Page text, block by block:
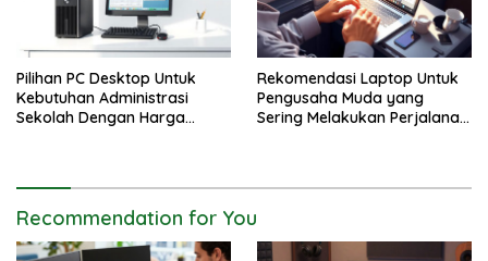
Pilihan PC Desktop Untuk
Kebutuhan Administrasi
Sekolah Dengan Harga
Rekomendasi Laptop Untuk
Pengusaha Muda yang
Sering Melakukan Perjalanan
Recommendation for You